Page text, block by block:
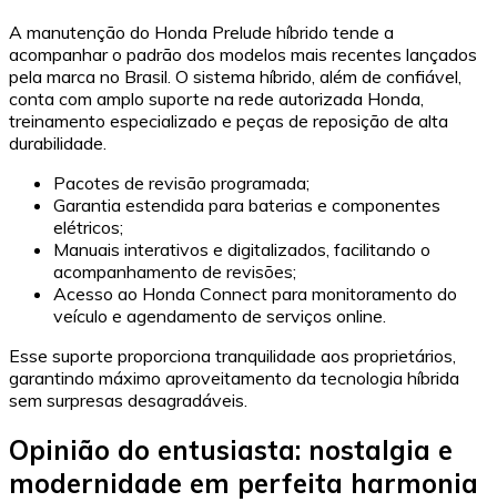
A manutenção do Honda Prelude híbrido tende a
acompanhar o padrão dos modelos mais recentes lançados
pela marca no Brasil. O sistema híbrido, além de confiável,
conta com amplo suporte na rede autorizada Honda,
treinamento especializado e peças de reposição de alta
durabilidade.
Pacotes de revisão programada;
Garantia estendida para baterias e componentes
elétricos;
Manuais interativos e digitalizados, facilitando o
acompanhamento de revisões;
Acesso ao Honda Connect para monitoramento do
veículo e agendamento de serviços online.
Esse suporte proporciona tranquilidade aos proprietários,
garantindo máximo aproveitamento da tecnologia híbrida
sem surpresas desagradáveis.
Opinião do entusiasta: nostalgia e
modernidade em perfeita harmonia